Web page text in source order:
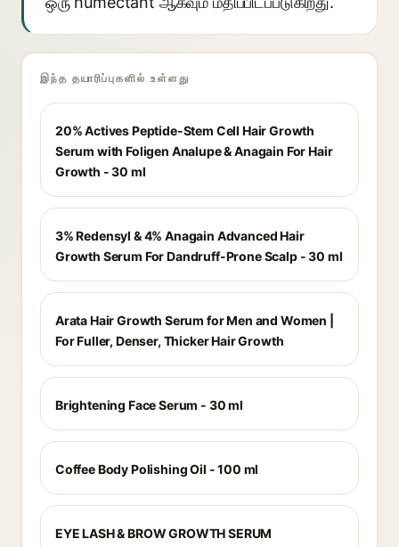
இந்த தயாரிப்புகளில் உள்ளது
20% Actives Peptide-Stem Cell Hair Growth
Serum with Foligen Analupe & Anagain For Hair
Growth - 30 ml
3% Redensyl & 4% Anagain Advanced Hair
Growth Serum For Dandruff-Prone Scalp - 30 ml
Arata Hair Growth Serum for Men and Women |
For Fuller, Denser, Thicker Hair Growth
Brightening Face Serum - 30 ml
Coffee Body Polishing Oil - 100 ml
EYE LASH & BROW GROWTH SERUM